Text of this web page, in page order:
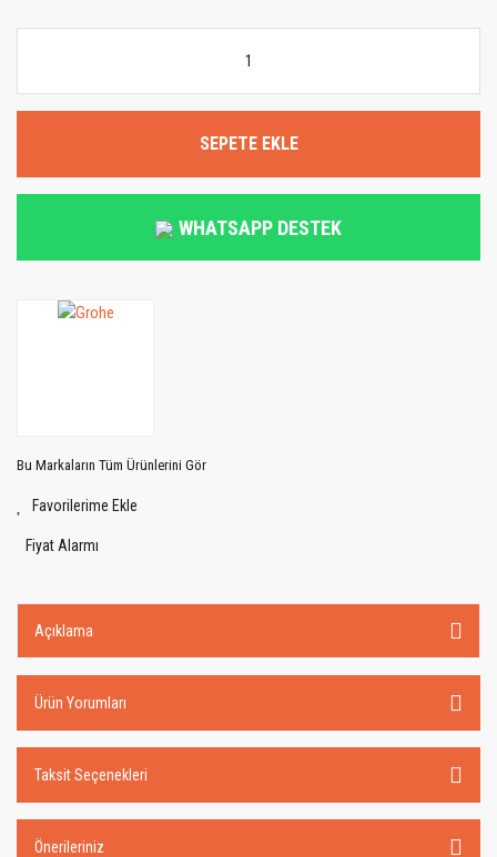
SEPETE EKLE
WHATSAPP DESTEK
Bu Markaların Tüm Ürünlerini Gör
Fiyat Alarmı
Açıklama
Ürün Yorumları
Taksit Seçenekleri
Önerileriniz